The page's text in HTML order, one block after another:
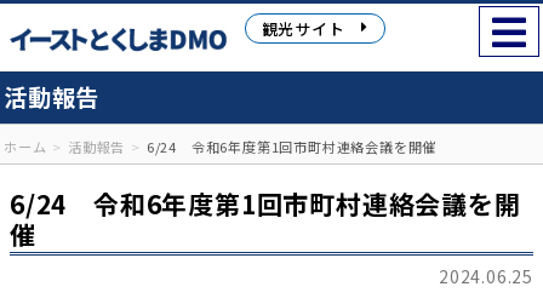
観光サイト
活動報告
ホーム 活動報告 6/24 令和6年度第1回市町村連絡会議を開催
6/24 令和6年度第1回市町村連絡会議を開
催
2024.06.25